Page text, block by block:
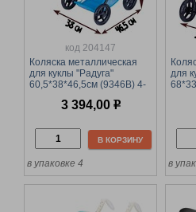
код 204147
Коляска металлическая
для куклы "Радуга"
60,5*38*46,5см (9346B) 4-
съемная люлька, сумка, в
3 394,00 р
В КОРЗИНУ
в упаковке 4
для
в